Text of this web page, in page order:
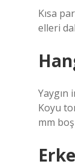
Kısa
elleri
Yaygın
Koyu
mm